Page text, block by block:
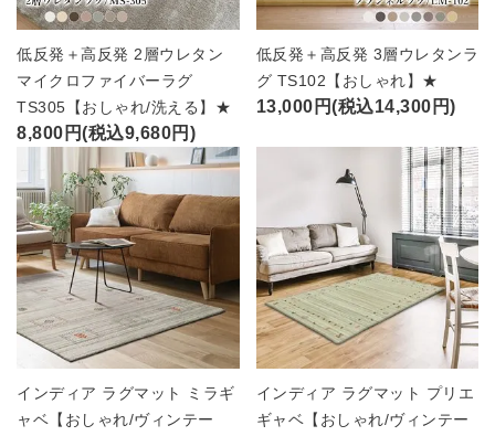
低反発＋高反発 2層ウレタン
マイクロファイバーラグ
TS305【おしゃれ/洗える】★
8,800円(税込9,680円)
低反発＋高反発 3層ウレタンラ
グ TS102【おしゃれ】★
13,000円(税込14,300円)
インディア ラグマット ミラギ
ャベ【おしゃれ/ヴィンテー
インディア ラグマット プリエ
ギャベ【おしゃれ/ヴィンテー